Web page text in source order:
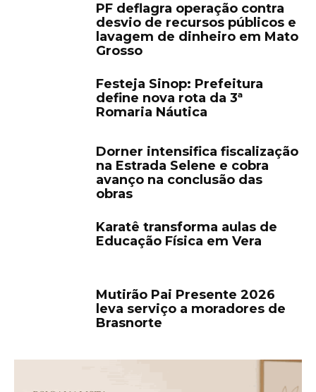
PF deflagra operação contra
desvio de recursos públicos e
lavagem de dinheiro em Mato
Grosso
Festeja Sinop: Prefeitura
define nova rota da 3ª
Romaria Náutica
Dorner intensifica fiscalização
na Estrada Selene e cobra
avanço na conclusão das
obras
Karatê transforma aulas de
Educação Física em Vera
Mutirão Pai Presente 2026
leva serviço a moradores de
Brasnorte